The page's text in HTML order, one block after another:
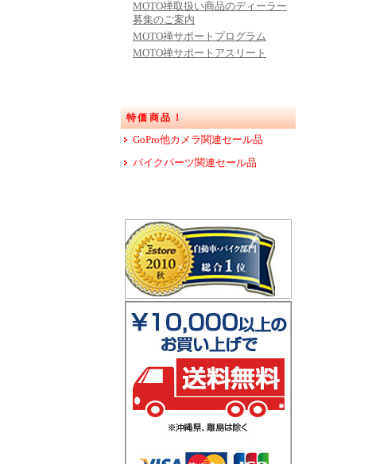
MOTO禅取扱い商品のディーラー
募集のご案内
MOTO禅サポートプログラム
MOTO禅サポートアスリート
特価商品！
GoPro他カメラ関連セール品
バイクパーツ関連セール品